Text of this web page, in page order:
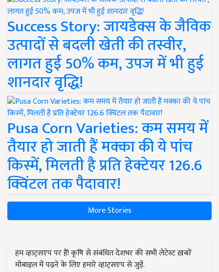
Success Story: जायडेक्स के जैविक
उत्पादों से बदली खेती की तस्वीर,
लागत हुई 50% कम, उपज में भी हुई
शानदार वृद्धि!
Pusa Corn Varieties: कम समय में
तैयार हो जाती हैं मक्का की ये पांच
किस्में, मिलती है प्रति हेक्टेयर 126.6
क्विंटल तक पैदावार!
More Stories
हम व्हाट्सएप पर हैं! कृषि से संबंधित देशभर की सभी लेटेस्ट ख़बरें
मोबाइल में पढ़ने के लिए हमारे व्हाट्सएप से जुड़ें.